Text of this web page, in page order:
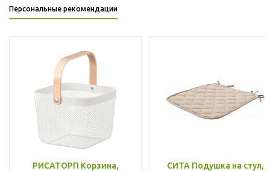
Персональные рекомендации
РИСАТОРП Корзина,
СИТА Подушка на стул,